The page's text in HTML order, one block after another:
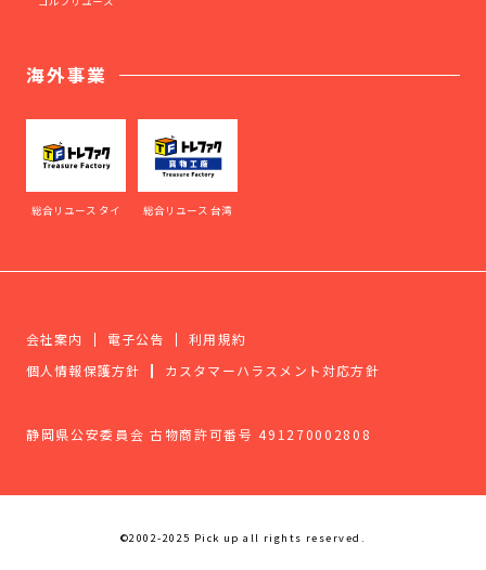
海外事業
総合リユース タイ 総合リユース 台湾
会社案内 電子公告
利用規約
個人情報保護方針
カスタマーハラスメント対応方針
静岡県公安委員会 古物商許可番号 491270002808
©2002-2025 Pick up all rights reserved.